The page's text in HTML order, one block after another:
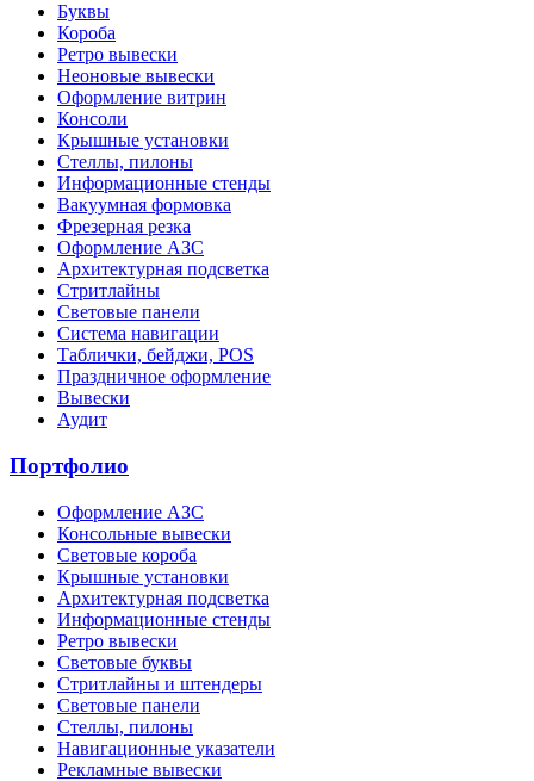
Буквы
Короба
Ретро вывески
Неоновые вывески
Оформление витрин
Консоли
Крышные установки
Стеллы, пилоны
Информационные стенды
Вакуумная формовка
Фрезерная резка
Оформление АЗС
Архитектурная подсветка
Стритлайны
Cветовые панели
Система навигации
Таблички, бейджи, POS
Праздничное оформление
Вывески
Аудит
Портфолио
Оформление АЗС
Консольные вывески
Световые короба
Крышные установки
Архитектурная подсветка
Информационные стенды
Ретро вывески
Световые буквы
Стритлайны и штендеры
Световые панели
Стеллы, пилоны
Навигационные указатели
Рекламные вывески